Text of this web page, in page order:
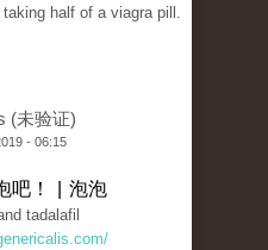
half of a viagra pill.
(未验证)
- 06:15
吧！ | 泡泡
tadalafil